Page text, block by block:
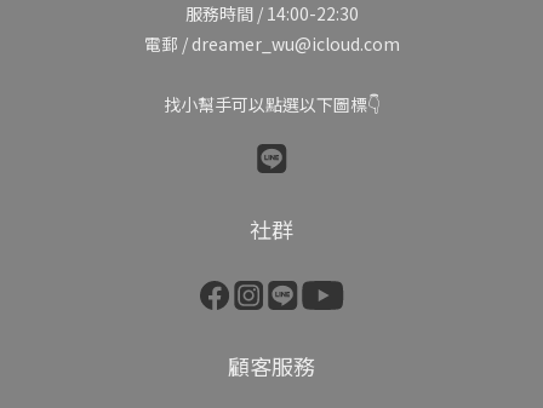
服務時間 / 14:00-22:30
電郵 / dreamer_wu@icloud.com
找小幫手可以點選以下圖標👇
社群
顧客服務